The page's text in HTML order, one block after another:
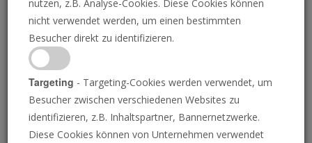
REICHSTAGSGEBÄUDE
nutzen, z.B. Analyse-Cookies. Diese Cookies können
nicht verwendet werden, um einen bestimmten
Besucher direkt zu identifizieren.
Targeting - Targeting-Cookies werden verwendet, um
Besucher zwischen verschiedenen Websites zu
identifizieren, z.B. Inhaltspartner, Bannernetzwerke.
Diese Cookies können von Unternehmen verwendet